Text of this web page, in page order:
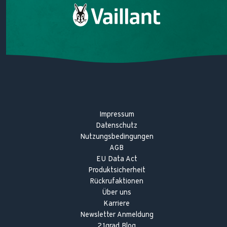
Digitales Energiemanagement
Wärmepumpen-Förderung 2026
Impressum
Datenschutz
Nutzungsbedingungen
AGB
EU Data Act
Produktsicherheit
Rückrufaktionen
Über uns
Karriere
Newsletter Anmeldung